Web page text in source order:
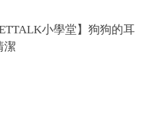
小學堂】狗狗的耳
潔